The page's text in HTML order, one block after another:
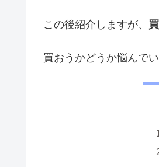
この後紹介しますが、
買おうかどうか悩んで